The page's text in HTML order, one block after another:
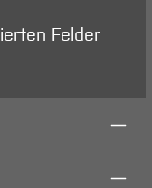
Felder